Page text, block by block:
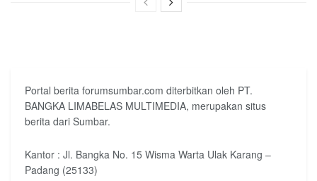
Portal berita forumsumbar.com diterbitkan oleh PT.
BANGKA LIMABELAS MULTIMEDIA, merupakan situs
berita dari Sumbar.
Kantor : Jl. Bangka No. 15 Wisma Warta Ulak Karang –
Padang (25133)